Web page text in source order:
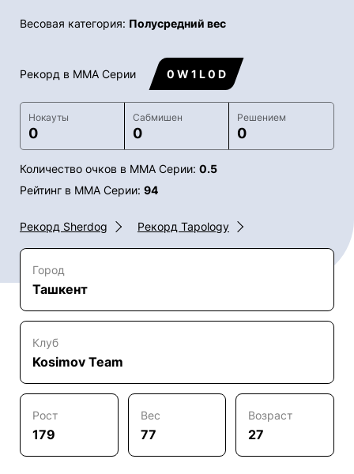
Весовая категория: Полусредний вес
Рекорд в ММА Серии 0 W 1 L 0 D
Нокауты
0
Сабмишен
0
Решением
0
Количество очков в ММА Серии: 0.5
Рейтинг в ММА Серии: 94
Рекорд Sherdog Рекорд Tapology
Город
Ташкент
Клуб
Kosimov Team
Рост
179
Вес
77
Возраст
27